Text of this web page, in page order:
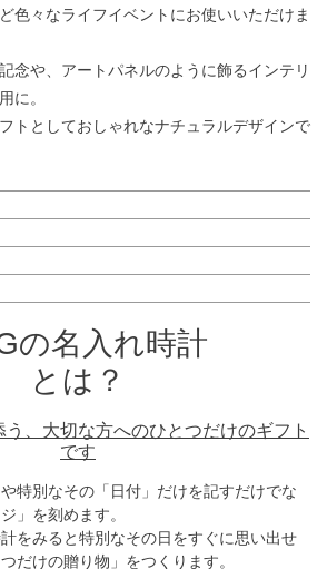
色々なライフイベントにお使いいただけま
念や、アートパネルのように飾るインテリ
に。
トとしておしゃれなナチュラルデザインで
の名入れ時計
とは？
、大切な方へのひとつだけのギフト
です
特別なその「日付」だけを記すだけでな
」を刻めます。
をみると特別なその日をすぐに思い出せ
だけの贈り物」をつくります。